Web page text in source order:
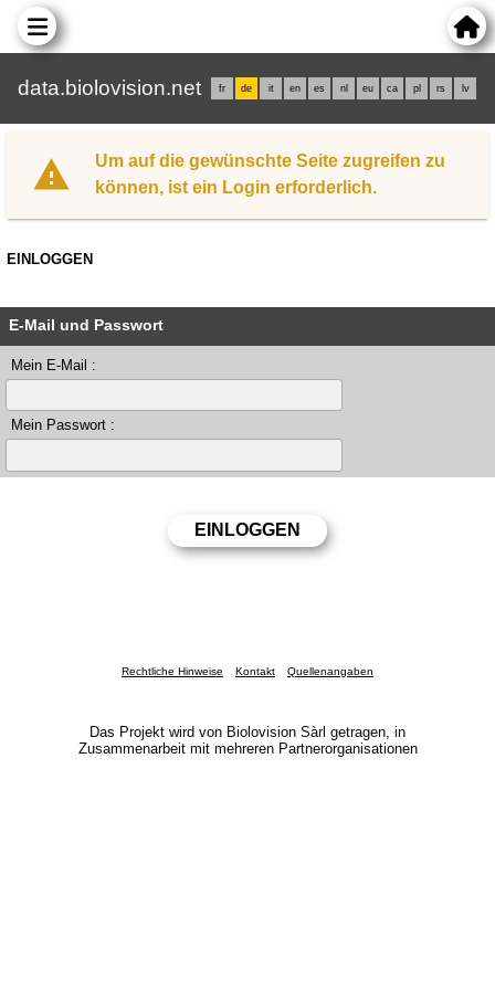
data.biolovision.net fr de it en es nl eu ca pl rs lv
Um auf die gewünschte Seite zugreifen zu
können, ist ein Login erforderlich.
EINLOGGEN
E-Mail und Passwort
Mein E-Mail :
Mein Passwort :
Rechtliche Hinweise Kontakt Quellenangaben
Das Projekt wird von Biolovision Sàrl getragen, in
Zusammenarbeit mit mehreren Partnerorganisationen